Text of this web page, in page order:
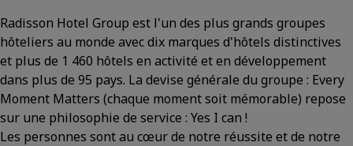
Radisson Hotel Group est l'un des plus grands groupes
hôteliers au monde avec dix marques d'hôtels distinctives
et plus de 1 460 hôtels en activité et en développement
dans plus de 95 pays. La devise générale du groupe : Every
Moment Matters (chaque moment soit mémorable) repose
sur une philosophie de service : Yes I can !
Les personnes sont au cœur de notre réussite et de notre